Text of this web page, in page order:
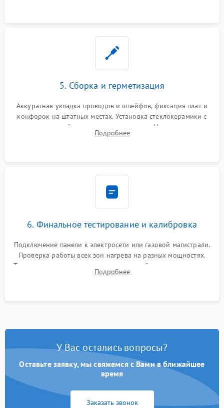
5. Сборка и герметизация
Аккуратная укладка проводов и шлейфов, фиксация плат и
конфорок на штатных местах. Установка стеклокерамики с
проверкой равномерности зазоров. Нанесение
термостойкого герметика или укладка уплотнительной
Подробнее
6. Финальное тестирование и калибровка
Подключение панели к электросети или газовой магистрали.
Проверка работы всех зон нагрева на разных мощностях.
Тестирование сенсорного управления, таймера, индикаторов
остаточного тепла и систем защиты от перегрева.
Подробнее
У Вас остались вопросы?
Оставьте заявку, мы свяжемся с Вами в ближайшее
время
Заказать звонок